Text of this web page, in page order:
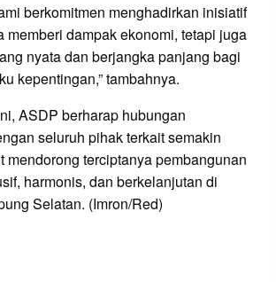
berkomitmen menghadirkan inisiatif
memberi dampak ekonomi, tetapi juga
nyata dan berjangka panjang bagi
kepentingan,” tambahnya.
ASDP berharap hubungan
seluruh pihak terkait semakin
mendorong terciptanya pembangunan
harmonis, dan berkelanjutan di
Selatan. (Imron/Red)